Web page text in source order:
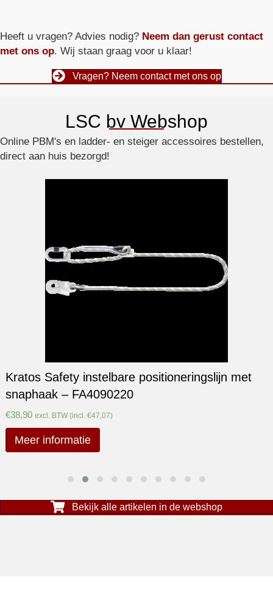
Heeft u vragen? Advies nodig? Neem dan gerust contact
met ons op. Wij staan graag voor u klaar!
Vragen? Neem contact met ons op
LSC bv Webshop
Online PBM's en ladder- en steiger accessoires bestellen,
direct aan huis bezorgd!
Kratos Safety instelbare positioneringslijn met
snaphaak – FA4090220
€38,90 excl. BTW (incl. €47,07)
Meer informatie
Bekijk alle artikelen in de webshop